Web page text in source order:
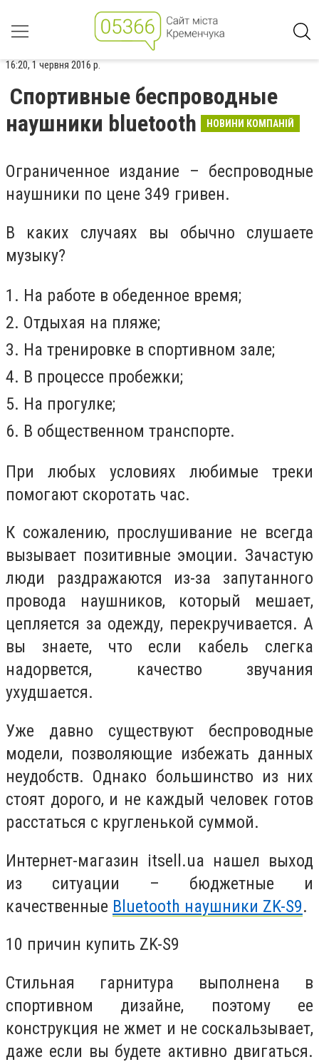
16:20, 1 червня 2016 р.
Спортивные беспроводные
наушники bluetooth
НОВИНИ КОМПАНІЙ
Ограниченное издание – беспроводные
наушники по цене 349 гривен.
В каких случаях вы обычно слушаете
музыку?
1. На работе в обеденное время;
2. Отдыхая на пляже;
3. На тренировке в спортивном зале;
4. В процессе пробежки;
5. На прогулке;
6. В общественном транспорте.
При любых условиях любимые треки
помогают скоротать час.
К сожалению, прослушивание не всегда
вызывает позитивные эмоции. Зачастую
люди раздражаются из-за запутанного
провода наушников, который мешает,
цепляется за одежду, перекручивается. А
вы знаете, что если кабель слегка
надорвется, качество звучания
ухудшается.
Уже давно существуют беспроводные
модели, позволяющие избежать данных
неудобств. Однако большинство из них
стоят дорого, и не каждый человек готов
расстаться с кругленькой суммой.
Интернет-магазин itsell.ua нашел выход
из ситуации – бюджетные и
качественные Bluetooth наушники ZK-S9.
10 причин купить ZK-S9
Стильная гарнитура выполнена в
спортивном дизайне, поэтому ее
конструкция не жмет и не соскальзывает,
даже если вы будете активно двигаться.